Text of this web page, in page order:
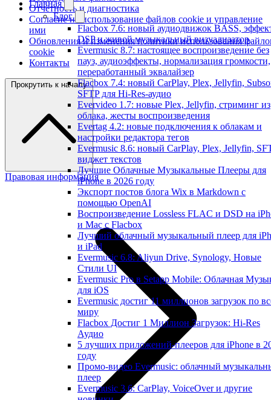
Главная
Блог
Flacbox 7.6: новый аудиодвижок BASS,
DSP и живой музыкальный визуализатор
Evermusic 8.7: настоящее воспроизведение без
пауз, аудиоэффекты, нормализация громкости,
переработанный эквалайзер
Flacbox 7.4: новый CarPlay, Plex, Jellyfin,
SFTP для Hi-Res-аудио
Evervideo 1.7: новые Plex, Jellyfin, стриминг из
облака, жесты воспроизведения
Evertag 4.2: новые подключения к облакам и
настройки редактора тегов
Evermusic 8.6: новый CarPlay, Plex, Jellyfin,
виджет текстов
Лучшие Облачные Музыкальные Плееры для
iPhone в 2026 году
Экспорт постов блога Wix в Markdown с
помощью OpenAI
Воспроизведение Lossless FLAC и DSD на
и Mac с Flacbox
Лучший облачный музыкальный плеер для
и iPad
Evermusic 6.8: Aliyun Drive, Synology, Новые
Стили UI
Evermusic Pro в Setapp Mobile: Облачная
для iOS
Evermusic достиг 11 миллионов загрузок по
миру
Flacbox Достиг 1 Миллион Загрузок: Hi-Res
Аудио
5 лучших приложений-плееров для iPhone в
году
Промо-видео Evermusic: облачный
плеер
Evermusic 3.6: CarPlay, VoiceOver и другие
Отчётность и диагностика
Согласие на использование файлов cookie и управление
ими
Обновления и изменения политики использования
cookie
Контакты
Прокрутить к началу
Правовая информация